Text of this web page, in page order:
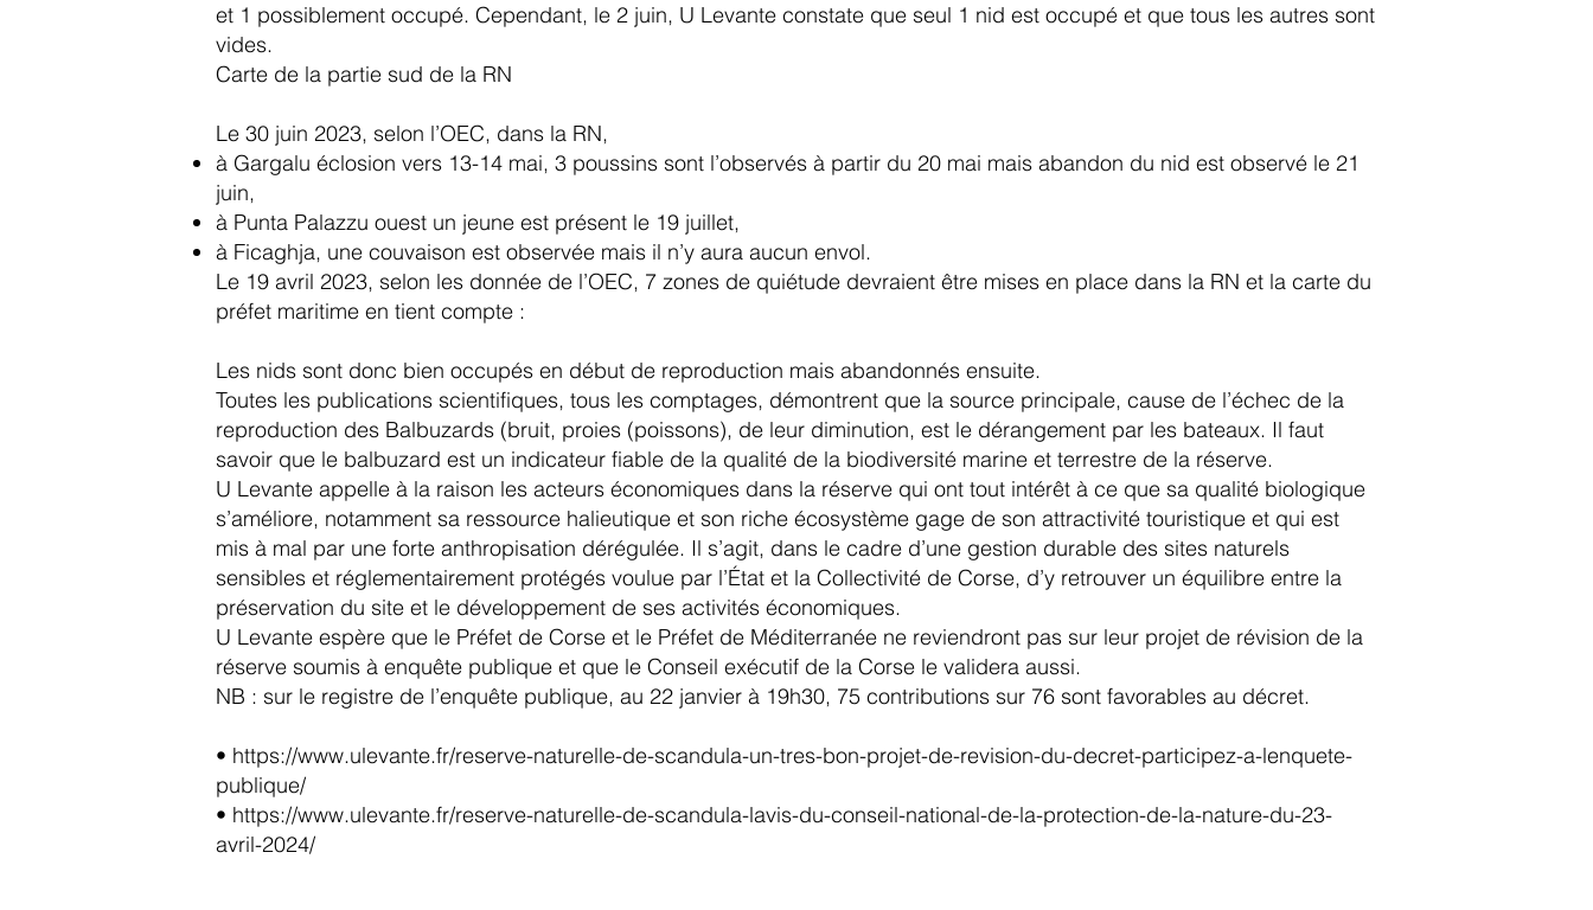
et 1 possiblement occupé. Cependant, le 2 juin, U Levante constate que seul 1 nid est occupé et que tous les autres sont
vides.
Carte de la partie sud de la RN
Le 30 juin 2023, selon l’OEC, dans la RN,
à Gargalu éclosion vers 13-14 mai, 3 poussins sont l’observés à partir du 20 mai mais abandon du nid est observé le 21
juin,
à Punta Palazzu ouest un jeune est présent le 19 juillet,
à Ficaghja, une couvaison est observée mais il n’y aura aucun envol.
Le 19 avril 2023, selon les donnée de l’OEC, 7 zones de quiétude devraient être mises en place dans la RN et la carte du
préfet maritime en tient compte :
Les nids sont donc bien occupés en début de reproduction mais abandonnés ensuite.
Toutes les publications scientifiques, tous les comptages, démontrent que la source principale, cause de l’échec de la
reproduction des Balbuzards (bruit, proies (poissons), de leur diminution, est le dérangement par les bateaux. Il faut
savoir que le balbuzard est un indicateur fiable de la qualité de la biodiversité marine et terrestre de la réserve.
U Levante appelle à la raison les acteurs économiques dans la réserve qui ont tout intérêt à ce que sa qualité biologique
s’améliore, notamment sa ressource halieutique et son riche écosystème gage de son attractivité touristique et qui est
mis à mal par une forte anthropisation dérégulée. Il s’agit, dans le cadre d’une gestion durable des sites naturels
sensibles et réglementairement protégés voulue par l’État et la Collectivité de Corse, d’y retrouver un équilibre entre la
préservation du site et le développement de ses activités économiques.
U Levante espère que le Préfet de Corse et le Préfet de Méditerranée ne reviendront pas sur leur projet de révision de la
réserve soumis à enquête publique et que le Conseil exécutif de la Corse le validera aussi.
NB : sur le registre de l’enquête publique, au 22 janvier à 19h30, 75 contributions sur 76 sont favorables au décret.
• https://www.ulevante.fr/reserve-naturelle-de-scandula-un-tres-bon-projet-de-revision-du-decret-participez-a-lenquete-
publique/
• https://www.ulevante.fr/reserve-naturelle-de-scandula-lavis-du-conseil-national-de-la-protection-de-la-nature-du-23-
avril-2024/